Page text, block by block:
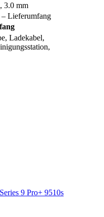
3.0 mm
– Lieferumfang
Ladekabel,
9 Pro+ 9510s